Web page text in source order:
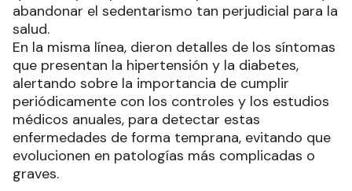
también alentaron a los paseos en bicicleta,
ratos de baile, natación y cualquier otro ejercicio
que sirva para poner el cuerpo en movimiento, y
abandonar el sedentarismo tan perjudicial para la
salud.
En la misma línea, dieron detalles de los síntomas
que presentan la hipertensión y la diabetes,
alertando sobre la importancia de cumplir
periódicamente con los controles y los estudios
médicos anuales, para detectar estas